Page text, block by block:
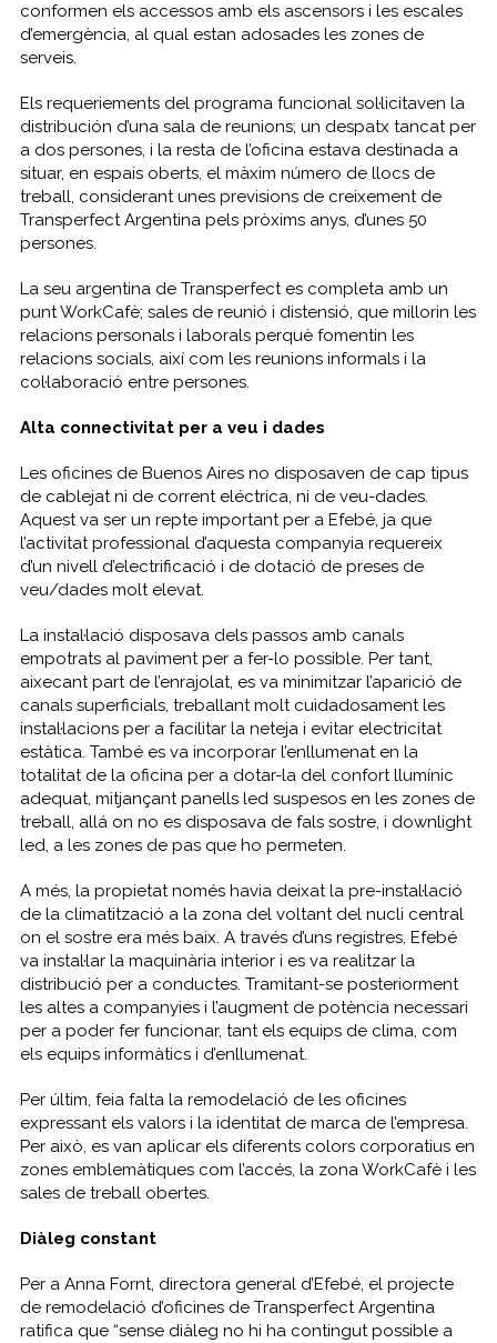
conformen els accessos amb els ascensors i les escales
d’emergència, al qual estan adosades les zones de
serveis.
Els requeriements del programa funcional sol·licitaven la
distribución d’una sala de reunions; un despatx tancat per
a dos persones, i la resta de l’oficina estava destinada a
situar, en espais oberts, el màxim número de llocs de
treball, considerant unes previsions de creixement de
Transperfect Argentina pels pròxims anys, d’unes 50
persones.
La seu argentina de Transperfect es completa amb un
punt WorkCafè; sales de reunió i distensió, que millorin les
relacions personals i laborals perquè fomentin les
relacions socials, així com les reunions informals i la
col·laboració entre persones.
Alta connectivitat per a veu i dades
Les oficines de Buenos Aires no disposaven de cap tipus
de cablejat ni de corrent eléctrica, ni de veu-dades.
Aquest va ser un repte important per a Efebé, ja que
l’activitat professional d’aquesta companyia requereix
d’un nivell d’electrificació i de dotació de preses de
veu/dades molt elevat.
La instal·lació disposava dels passos amb canals
empotrats al paviment per a fer-lo possible. Per tant,
aixecant part de l’enrajolat, es va minimitzar l’aparició de
canals superficials, treballant molt cuidadosament les
instal·lacions per a facilitar la neteja i evitar electricitat
estàtica. També es va incorporar l’enllumenat en la
totalitat de la oficina per a dotar-la del confort llumínic
adequat, mitjançant panells led suspesos en les zones de
treball, allá on no es disposava de fals sostre, i downlight
led, a les zones de pas que ho permeten.
A més, la propietat només havia deixat la pre-instal·lació
de la climatització a la zona del voltant del nucli central
on el sostre era més baix. A través d’uns registres, Efebé
va instal·lar la maquinària interior i es va realitzar la
distribució per a conductes. Tramitant-se posteriorment
les altes a companyies i l’augment de potència necessari
per a poder fer funcionar, tant els equips de clima, com
els equips informàtics i d’enllumenat.
Per últim, feia falta la remodelació de les oficines
expressant els valors i la identitat de marca de l’empresa.
Per això, es van aplicar els diferents colors corporatius en
zones emblemàtiques com l’accés, la zona WorkCafè i les
sales de treball obertes.
Diàleg constant
Per a Anna Fornt, directora general d’Efebé, el projecte
de remodelació d’oficines de Transperfect Argentina
ratifica que “sense diàleg no hi ha contingut possible a